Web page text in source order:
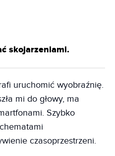
skojarzeniami.
uruchomić wyobraźnię.
mi do głowy, ma
Szybko
czasoprzestrzeni.